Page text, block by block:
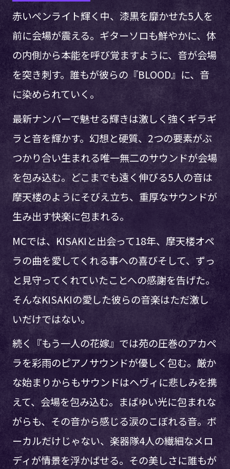
赤いペンライト輝く中、漆黒を靡かせた5人を
前に会場が震える。ギターソロも鮮やかに、体
の内側から本能を呼び覚ますように、音が会場
を突き刺す。誰もが彼らの『BLOOD』に、音
に染められていく。
最新ナンバーで魅せる輝きは激しく強くギラギ
ラと音を輝かす。幻想と硬質、2つの要素がぶ
つかり合い生まれる唯一無二のサウンドが会場
を包み込む。どこまでも遠く伸びる5人の音は
摩天楼のようにそびえ立ち、重厚なサウンドが
生み出す快楽に包まれる。
MCでは、KISAKIと出会って18年、摩天楼オペ
ラの曲を愛してくれる事への喜びそして、ずっ
と見守ってくれていたことへの感謝を告げた。
そんなKISAKIの愛した彼らの音楽はただ激し
いだけではない。
続く『もう一人の花嫁』では苑の圧巻のアカペ
ラを彩雨のピアノサウンドが優しく包む。厳か
な始まりからもサウンドはヘヴィに悲しみを携
えて、会場を包み込む。まばゆい光に包まれな
がらも、その音から感じる涙のこぼれる音。ボ
ーカルだけじゃない、楽器隊4人の繊細なメロ
ディが情景を浮かばせる。その美しさに誰もが